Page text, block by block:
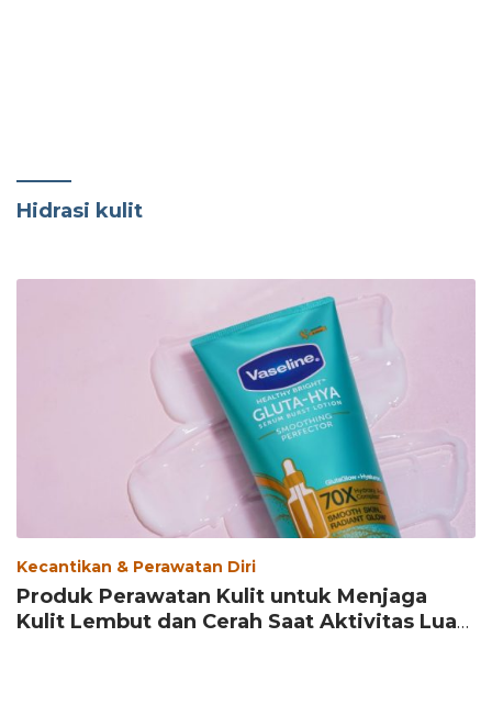
Hidrasi kulit
Kecantikan & Perawatan Diri
Produk Perawatan Kulit untuk Menjaga
Kulit Lembut dan Cerah Saat Aktivitas Luar